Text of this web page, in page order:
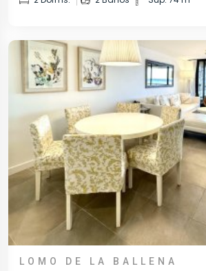
LOMO DE LA BALLENA